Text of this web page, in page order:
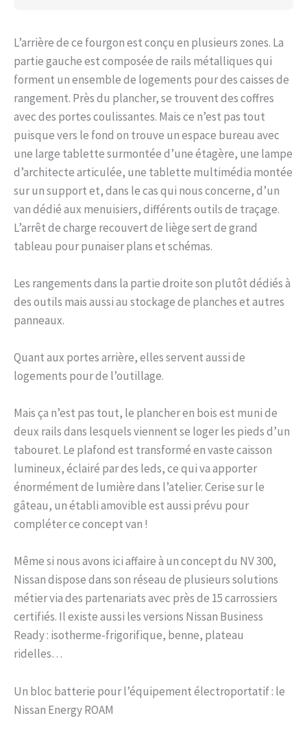
L’arrière de ce fourgon est conçu en plusieurs zones. La
partie gauche est composée de rails métalliques qui
forment un ensemble de logements pour des caisses de
rangement. Près du plancher, se trouvent des coffres
avec des portes coulissantes. Mais ce n’est pas tout
puisque vers le fond on trouve un espace bureau avec
une large tablette surmontée d’une étagère, une lampe
d’architecte articulée, une tablette multimédia montée
sur un support et, dans le cas qui nous concerne, d’un
van dédié aux menuisiers, différents outils de traçage.
L’arrêt de charge recouvert de liège sert de grand
tableau pour punaiser plans et schémas.
Les rangements dans la partie droite son plutôt dédiés à
des outils mais aussi au stockage de planches et autres
panneaux.
Quant aux portes arrière, elles servent aussi de
logements pour de l’outillage.
Mais ça n’est pas tout, le plancher en bois est muni de
deux rails dans lesquels viennent se loger les pieds d’un
tabouret. Le plafond est transformé en vaste caisson
lumineux, éclairé par des leds, ce qui va apporter
énormément de lumière dans l’atelier. Cerise sur le
gâteau, un établi amovible est aussi prévu pour
compléter ce concept van !
Même si nous avons ici affaire à un concept du NV 300,
Nissan dispose dans son réseau de plusieurs solutions
métier via des partenariats avec près de 15 carrossiers
certifiés. Il existe aussi les versions Nissan Business
Ready : isotherme-frigorifique, benne, plateau
ridelles…
Un bloc batterie pour l’équipement électroportatif : le
Nissan Energy ROAM